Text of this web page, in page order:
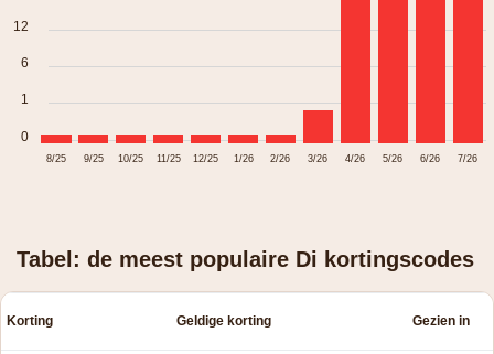
12
6
1
0
8/25 9/25 10/25 11/25 12/25 1/26 2/26 3/26 4/26 5/26 6/26 7/26
Tabel: de meest populaire Di kortingscodes
Korting Geldige korting Gezien in